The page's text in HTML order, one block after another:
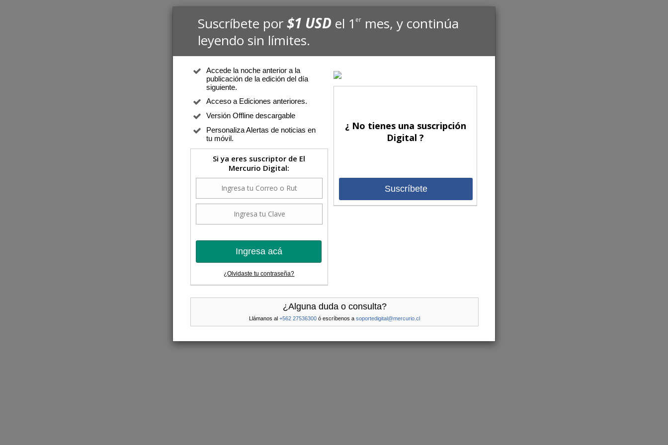
Suscríbete por$1 USD el 1er mes, y continúa
leyendo sin límites.
Accede la noche anterior a la
publicación de la edición del día
siguiente.
Acceso a Ediciones anteriores.
Versión Offline descargable
Personaliza Alertas de noticias en
tu móvil.
Si ya eres suscriptor de El
Mercurio Digital:
Ingresa acá
¿Olvidaste tu contraseña?
¿ No tienes una suscripción
Digital ?
Suscríbete
¿Alguna duda o consulta?
Llámanos al +562 27536300 ó escríbenos a soportedigital@mercurio.cl